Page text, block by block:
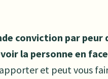
conviction par
la personne en
et peut vous